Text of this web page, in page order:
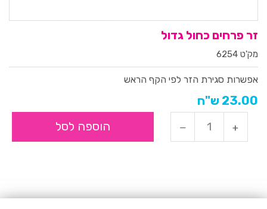
זר פרחים כחול גדול
מק'ט 6254
אפשרות סגירת הזר לפי הקף הראש
23.00 ש"ח
הוספה לסל